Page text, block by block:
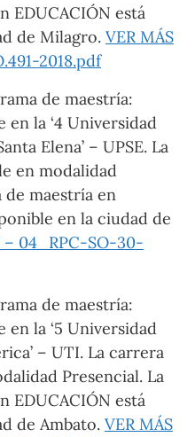
EDUCACIÓN está
de Milagro. VER MÁS
2018.pdf
de maestría:
en la ‘4 Universidad
Elena’ – UPSE. La
en modalidad
de maestría en
en la ciudad de
– 04_RPC-SO-30-
de maestría:
en la ‘5 Universidad
– UTI. La carrera
Presencial. La
EDUCACIÓN está
de Ambato. VER MÁS